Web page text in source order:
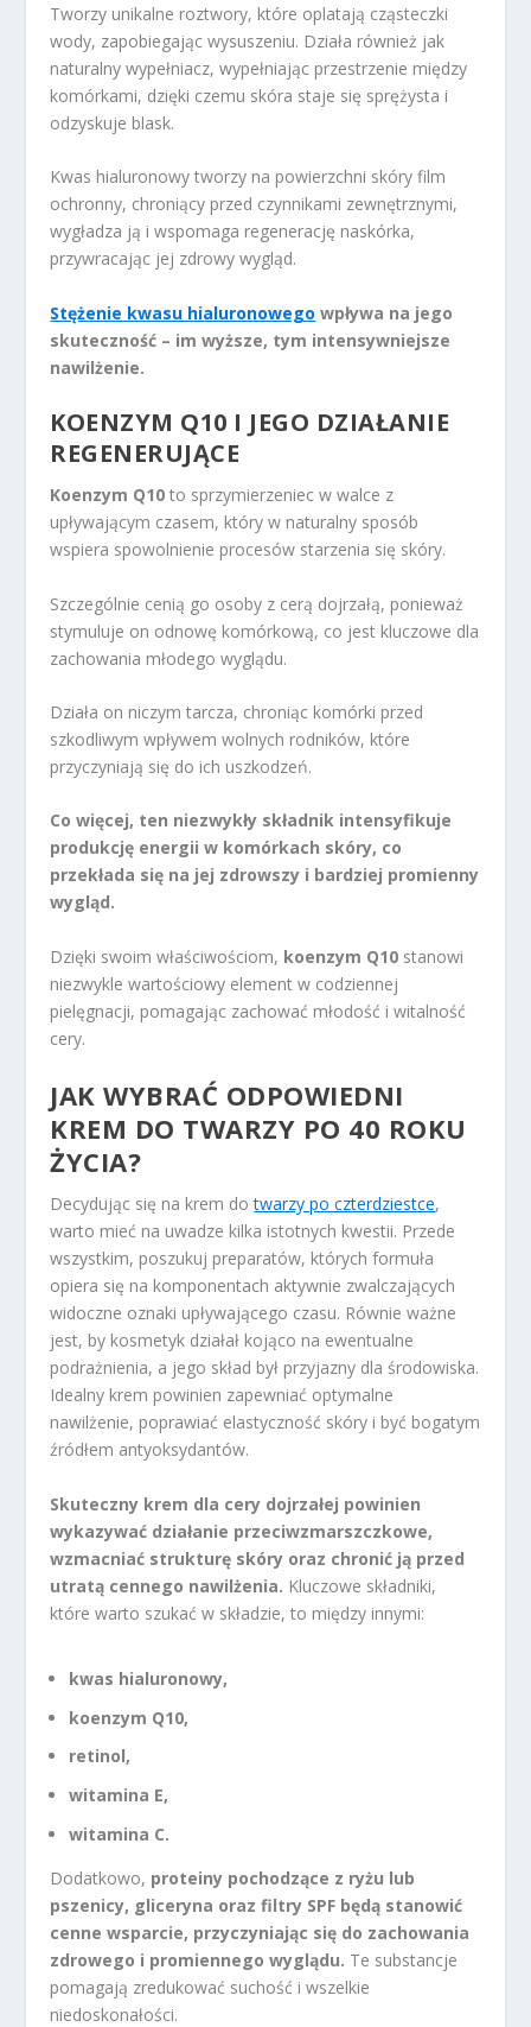
Tworzy unikalne roztwory, które oplatają cząsteczki
wody, zapobiegając wysuszeniu. Działa również jak
naturalny wypełniacz, wypełniając przestrzenie między
komórkami, dzięki czemu skóra staje się sprężysta i
odzyskuje blask.
Kwas hialuronowy tworzy na powierzchni skóry film
ochronny, chroniący przed czynnikami zewnętrznymi,
wygładza ją i wspomaga regenerację naskórka,
przywracając jej zdrowy wygląd.
Stężenie kwasu hialuronowego wpływa na jego
skuteczność – im wyższe, tym intensywniejsze
nawilżenie.
KOENZYM Q10 I JEGO DZIAŁANIE
REGENERUJĄCE
Koenzym Q10 to sprzymierzeniec w walce z
upływającym czasem, który w naturalny sposób
wspiera spowolnienie procesów starzenia się skóry.
Szczególnie cenią go osoby z cerą dojrzałą, ponieważ
stymuluje on odnowę komórkową, co jest kluczowe dla
zachowania młodego wyglądu.
Działa on niczym tarcza, chroniąc komórki przed
szkodliwym wpływem wolnych rodników, które
przyczyniają się do ich uszkodzeń.
Co więcej, ten niezwykły składnik intensyfikuje
produkcję energii w komórkach skóry, co
przekłada się na jej zdrowszy i bardziej promienny
wygląd.
Dzięki swoim właściwościom, koenzym Q10 stanowi
niezwykle wartościowy element w codziennej
pielęgnacji, pomagając zachować młodość i witalność
cery.
JAK WYBRAĆ ODPOWIEDNI
KREM DO TWARZY PO 40 ROKU
ŻYCIA?
Decydując się na krem dotwarzy po czterdziestce,
warto mieć na uwadze kilka istotnych kwestii. Przede
wszystkim, poszukuj preparatów, których formuła
opiera się na komponentach aktywnie zwalczających
widoczne oznaki upływającego czasu. Równie ważne
jest, by kosmetyk działał kojąco na ewentualne
podrażnienia, a jego skład był przyjazny dla środowiska.
Idealny krem powinien zapewniać optymalne
nawilżenie, poprawiać elastyczność skóry i być bogatym
źródłem antyoksydantów.
Skuteczny krem dla cery dojrzałej powinien
wykazywać działanie przeciwzmarszczkowe,
wzmacniać strukturę skóry oraz chronić ją przed
utratą cennego nawilżenia. Kluczowe składniki,
które warto szukać w składzie, to między innymi:
kwas hialuronowy,
koenzym Q10,
retinol,
witamina E,
witamina C.
Dodatkowo, proteiny pochodzące z ryżu lub
pszenicy, gliceryna oraz filtry SPF będą stanowić
cenne wsparcie, przyczyniając się do zachowania
zdrowego i promiennego wyglądu. Te substancje
pomagają zredukować suchość i wszelkie
niedoskonałości.